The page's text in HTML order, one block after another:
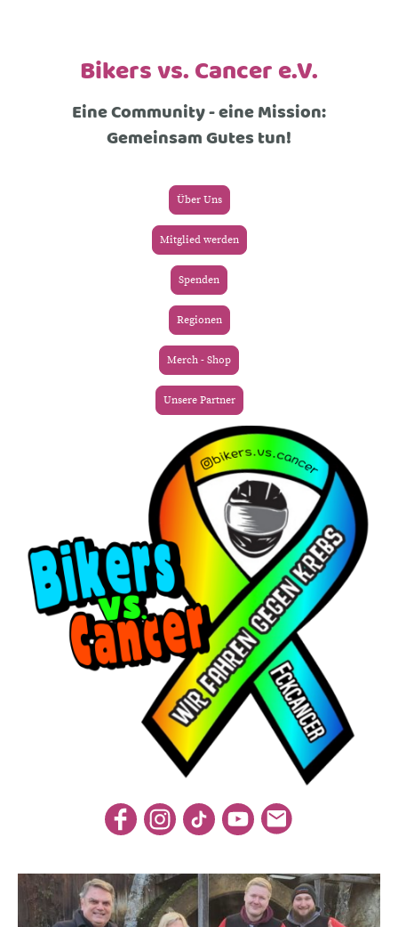
Bikers vs. Cancer e.V.
Eine Community - eine Mission:
Gemeinsam Gutes tun!
Über Uns
Mitglied werden
Spenden
Regionen
Merch - Shop
Unsere Partner